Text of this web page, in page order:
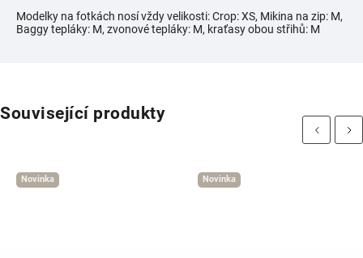
Modelky na fotkách nosí vždy velikosti:Crop: XS, Mikina na zip: M,
Baggy tepláky: M, zvonové tepláky: M, kraťasy obou střihů: M
Související produkty
Previous
Novinka Novinka
Next